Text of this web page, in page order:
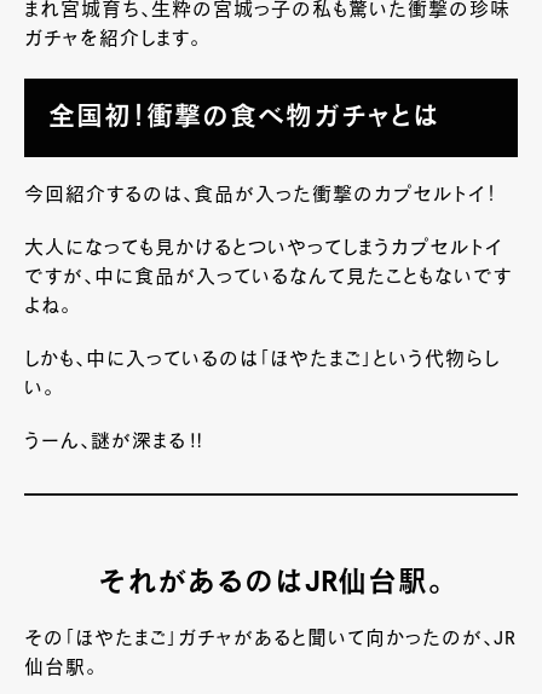
まれ宮城育ち、生粋の宮城っ子の私も驚いた衝撃の珍味
ガチャを紹介します。
全国初！衝撃の食べ物ガチャとは
今回紹介するのは、食品が入った衝撃のカプセルトイ！
大人になっても見かけるとついやってしまうカプセルトイ
ですが、中に食品が入っているなんて見たこともないです
よね。
しかも、中に入っているのは「ほやたまご」という代物らし
い。
うーん、謎が深まる‼
それがあるのはJR仙台駅。
その「ほやたまご」ガチャがあると聞いて向かったのが、JR
仙台駅。